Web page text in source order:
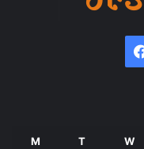
M T W